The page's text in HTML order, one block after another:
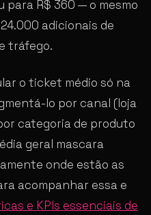
R$ 360 — o mesmo
adicionais de
tráfego.
o ticket médio só na
lo por canal (loja
categoria de produto
geral mascara
onde estão as
acompanhar essa e
e KPIs essenciais de